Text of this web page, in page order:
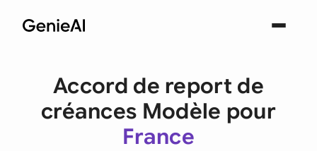
Accord de report de
créances Modèle pour
France